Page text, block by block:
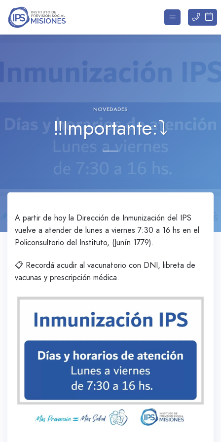
Saltar
contenido
NOVEDADES
‼️Importante:⤵️
A partir de hoy la Dirección de Inmunización del IPS
vuelve a atender de lunes a viernes 7:30 a 16 hs en el
Policonsultorio del Instituto, (Junín 1779).
📋 Recordá acudir al vacunatorio con DNI, libreta de
vacunas y prescripción médica.